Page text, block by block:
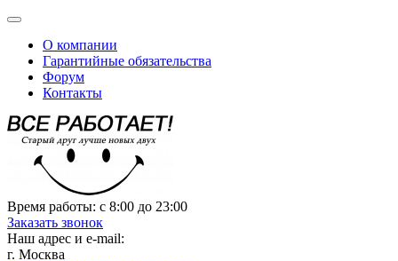
О компании
Гарантийные обязательства
Форум
Контакты
Время работы: с 8:00 до 23:00
Заказать звонок
Наш адрес и e-mail:
г. Москва